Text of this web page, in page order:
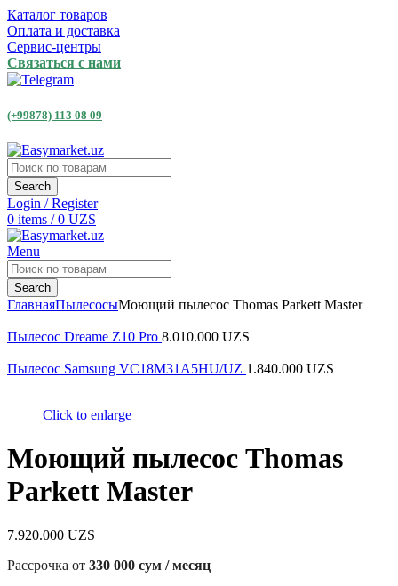
Каталог товаров
Оплата и доставка
Сервис-центры
Связаться с нами
(+99878) 113 08 09
Search
Login / Register
0 items / 0 UZS
Menu
Search
ГлавнаяПылесосыМоющий пылесос Thomas Parkett Master
Пылесос Dreame Z10 Pro 8.010.000 UZS
Пылесос Samsung VC18M31A5HU/UZ 1.840.000 UZS
Click to enlarge
Моющий пылесос Thomas
Parkett Master
7.920.000 UZS
Рассрочка от 330 000 сум / месяц